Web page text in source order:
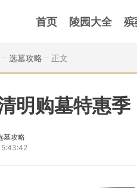
首页 陵园大全 殡
选墓攻略 正文
明购墓特惠季
墓攻略